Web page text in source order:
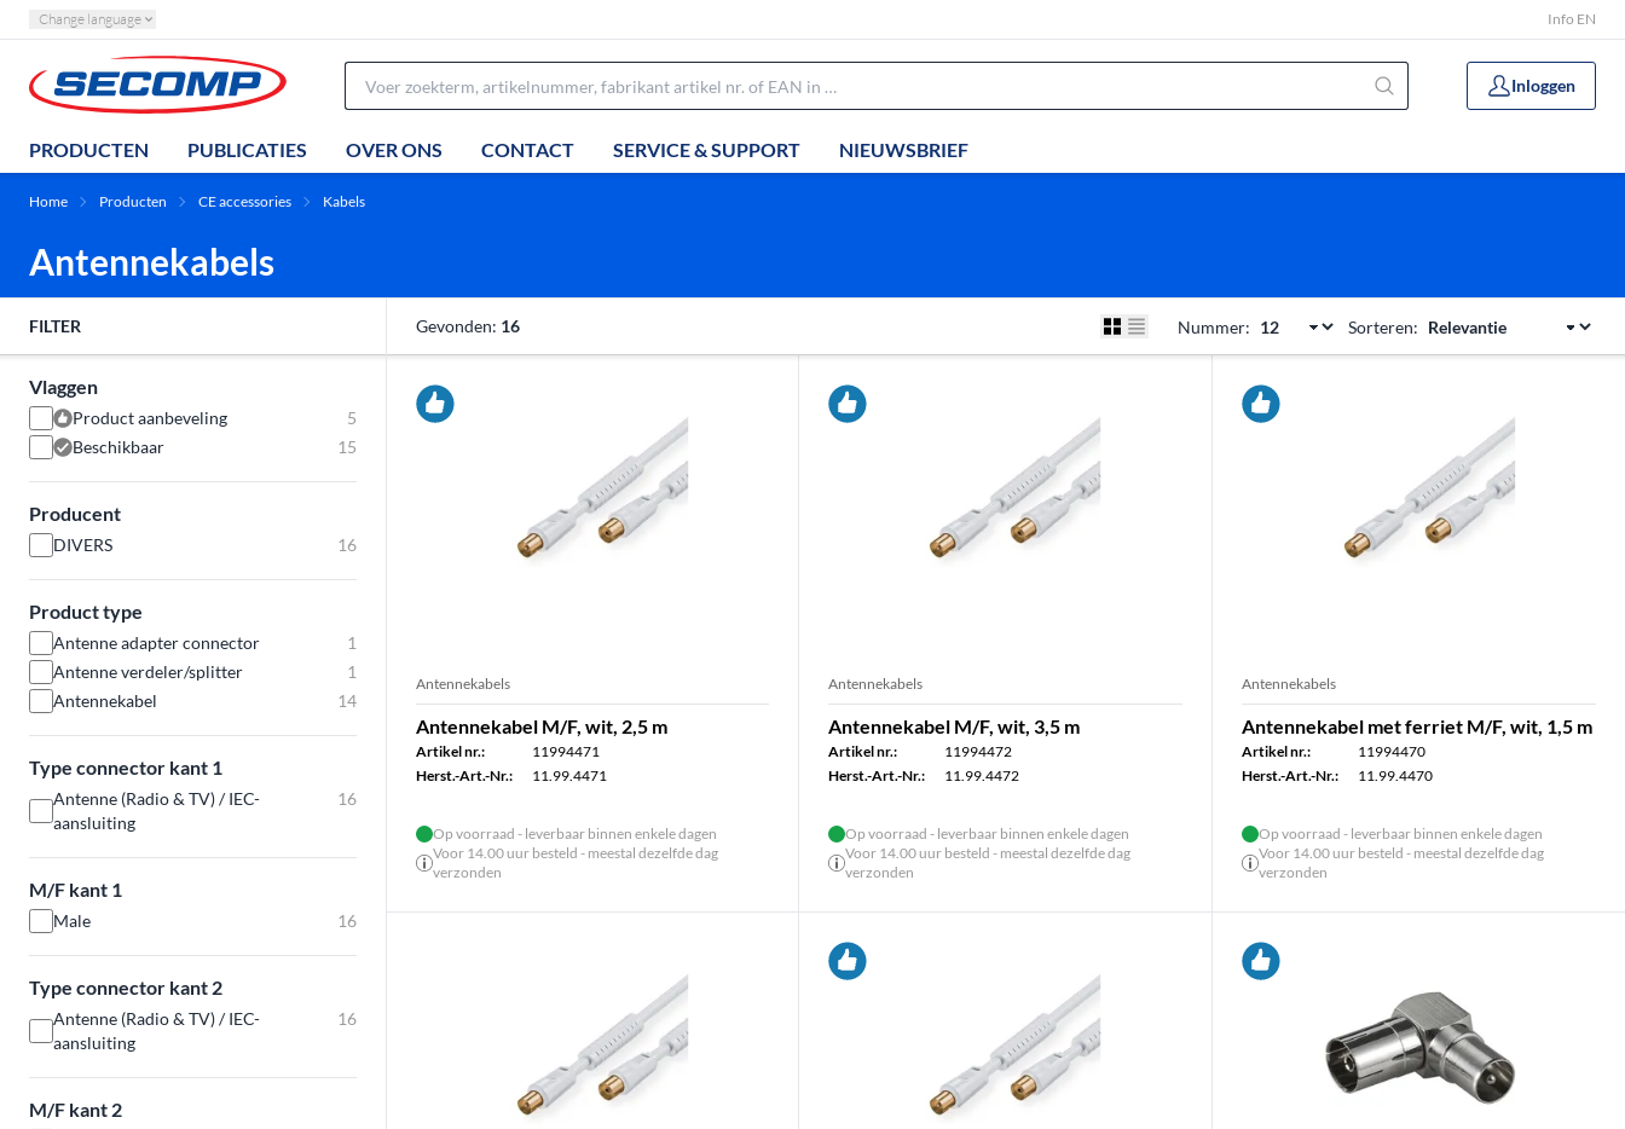
Change language Info EN
Inloggen
PRODUCTEN PUBLICATIES OVER ONS CONTACT SERVICE & SUPPORT NIEUWSBRIEF
Home Producten CE accessories Kabels
Antennekabels
FILTER
Vlaggen
Product aanbeveling
5
Beschikbaar
15
Producent
DIVERS 16
Product type
Antenne adapter connector
1
Antenne verdeler/splitter
1
Antennekabel
14
Type connector kant 1
Antenne (Radio & TV) / IEC-
aansluiting
16
M/F kant 1
Male 16
Type connector kant 2
Antenne (Radio & TV) / IEC-
aansluiting
16
M/F kant 2
Gevonden: 16 Nummer: Sorteren:
Antennekabels
Antennekabel M/F, wit, 2,5 m
Artikel nr.:
11994471
Herst.-Art.-Nr.:
11.99.4471
Op voorraad - leverbaar binnen enkele dagen
Voor 14.00 uur besteld - meestal dezelfde dag
verzonden
Antennekabels
Antennekabel M/F, wit, 3,5 m
Artikel nr.:
11994472
Herst.-Art.-Nr.:
11.99.4472
Op voorraad - leverbaar binnen enkele dagen
Voor 14.00 uur besteld - meestal dezelfde dag
verzonden
Antennekabels
Antennekabel met ferriet M/F, wit, 1,5 m
Artikel nr.:
11994470
Herst.-Art.-Nr.:
11.99.4470
Op voorraad - leverbaar binnen enkele dagen
Voor 14.00 uur besteld - meestal dezelfde dag
verzonden